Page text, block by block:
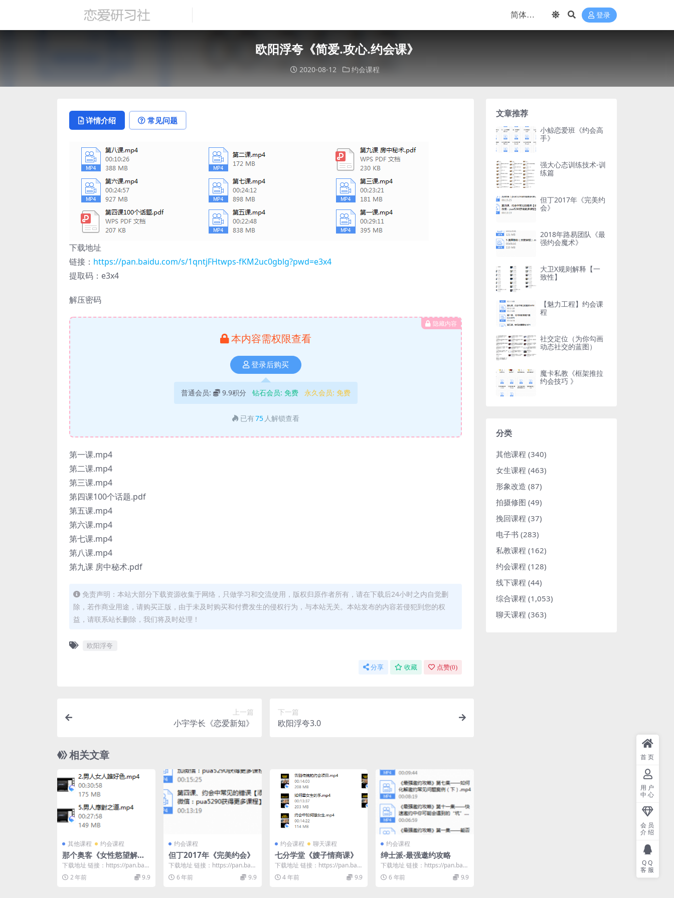
登录
欧阳浮夸《简爱.攻心.约会课》
2020-08-12 约会课程
详情介绍 常见问题
下载地址
链接： https://pan.baidu.com/s/1qntjFHtwps-fKM2uc0gblg?pwd=e3x4
提取码：e3x4
解压密码
隐藏内容
本内容需权限查看
登录后购买
普通会员: 9.9积分 钻石会员: 免费 永久会员: 免费
已有75 人解锁查看
第一课.mp4
第二课.mp4
第三课.mp4
第四课100个话题.pdf
第五课.mp4
第六课.mp4
第七课.mp4
第八课.mp4
第九课 房中秘术.pdf
免责声明：本站大部分下载资源收集于网络，只做学习和交流使用，版权归原作者所有，请在下载后24小时之内自觉删
除，若作商业用途，请购买正版，由于未及时购买和付费发生的侵权行为，与本站无关。本站发布的内容若侵犯到您的权
益，请联系站长删除，我们将及时处理！
欧阳浮夸
分享 收藏 点赞(0)
上一篇
小宇学长《恋爱新知》
下一篇
欧阳浮夸3.0
相关文章
其他课程 约会课程
那个奥客《女性慾望解剖
學》
下载地址 链接：https://pan.baid
u.com/s/1zqZI59s...
2 年前 9.9
约会课程
但丁2017年《完美约会》
下载地址 链接：https://pan.baid
u.com/s/1Fb7vWDy...
6 年前 9.9
约会课程 聊天课程
七分学堂《嫂子情商课》
下载地址 链接：https://pan.baid
u.com/s/1rcqCqpp...
4 年前 9.9
约会课程
绅士派-最强邀约攻略
下载地址 链接：https://pan.baid
u.com/s/1OLbFuWs...
6 年前 9.9
文章推荐
小鲸恋爱班《约会高
手》
强大心态训练技术-训
练篇
但丁2017年《完美约
会》
2018年路易团队《最
强约会魔术》
大卫X规则解释【一
致性】
【魅力工程】约会课
程
社交定位（为你勾画
动态社交的蓝图）
魔卡私教《框架推拉
约会技巧 》
分类
其他课程 (340)
女生课程 (463)
形象改造 (87)
拍摄修图 (49)
挽回课程 (37)
电子书 (283)
私教课程 (162)
约会课程 (128)
线下课程 (44)
综合课程 (1,053)
聊天课程 (363)
首页
用户
中心
会员
介绍
QQ
客服